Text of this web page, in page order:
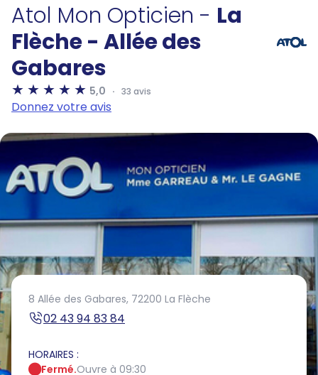
Atol Mon Opticien - La
Flèche - Allée des
Gabares
5,0 33 avis
Donnez votre avis
8 Allée des Gabares, 72200 La Flèche
02 43 94 83 84
HORAIRES :
Fermé.Ouvre à 09:30